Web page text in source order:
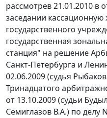
рассмотрев 21.01.2010 в
заседании
государственного
государственная
станция" на решение
Санкт-Петербурга и
02.06.2009 (судья
Тринадцатого
от 13.10.2009 (судьи
Семиглазов В.А.) по делу